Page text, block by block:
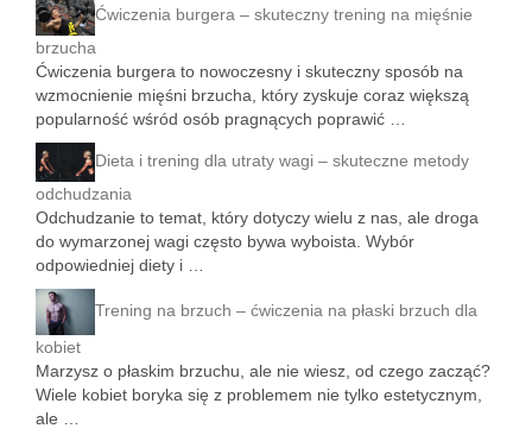
Ćwiczenia burgera – skuteczny trening na mięśnie
brzucha
Ćwiczenia burgera to nowoczesny i skuteczny sposób na
wzmocnienie mięśni brzucha, który zyskuje coraz większą
popularność wśród osób pragnących poprawić …
Dieta i trening dla utraty wagi – skuteczne metody
odchudzania
Odchudzanie to temat, który dotyczy wielu z nas, ale droga
do wymarzonej wagi często bywa wyboista. Wybór
odpowiedniej diety i …
Trening na brzuch – ćwiczenia na płaski brzuch dla
kobiet
Marzysz o płaskim brzuchu, ale nie wiesz, od czego zacząć?
Wiele kobiet boryka się z problemem nie tylko estetycznym,
ale …